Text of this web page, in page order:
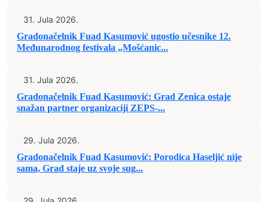
31. Jula 2026.
Gradonačelnik Fuad Kasumović ugostio učesnike 12.
Međunarodnog festivala „Mošćanic...
31. Jula 2026.
Gradonačelnik Fuad Kasumović: Grad Zenica ostaje
snažan partner organizaciji ZEPS-...
29. Jula 2026.
Gradonačelnik Fuad Kasumović: Porodica Haseljić nije
sama, Grad staje uz svoje sug...